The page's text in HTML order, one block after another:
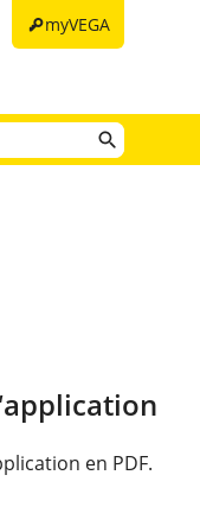
keymyVEGA
en PDF.